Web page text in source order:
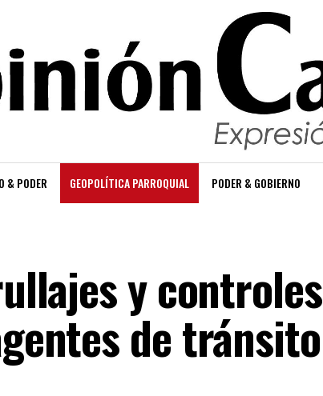
& PODER GEOPOLÍTICA PARROQUIAL PODER & GOBIERNO
y controles
de tránsito